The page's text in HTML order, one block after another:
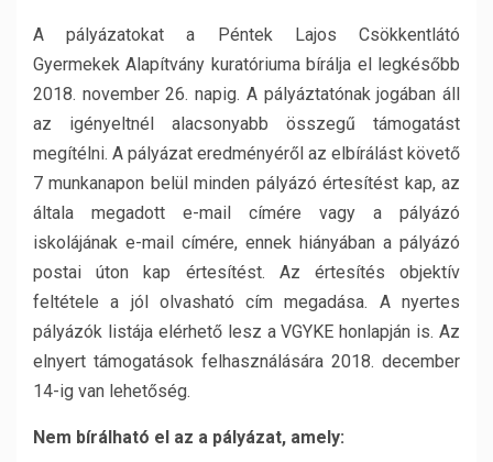
A pályázatokat a Péntek Lajos Csökkentlátó
Gyermekek Alapítvány kuratóriuma bírálja el legkésőbb
2018. november 26. napig. A pályáztatónak jogában áll
az igényeltnél alacsonyabb összegű támogatást
megítélni. A pályázat eredményéről az elbírálást követő
7 munkanapon belül minden pályázó értesítést kap, az
általa megadott e-mail címére vagy a pályázó
iskolájának e-mail címére, ennek hiányában a pályázó
postai úton kap értesítést. Az értesítés objektív
feltétele a jól olvasható cím megadása. A nyertes
pályázók listája elérhető lesz a VGYKE honlapján is. Az
elnyert támogatások felhasználására 2018. december
14-ig van lehetőség.
Nem bírálható el az a pályázat, amely: